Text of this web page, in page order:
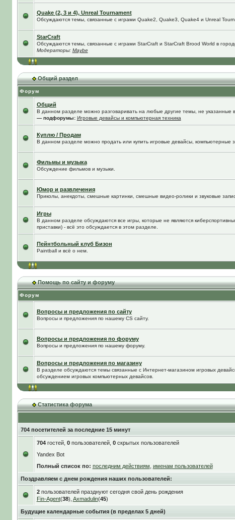
Quake (2, 3 и 4), Unreal Tournament
Обсуждаются темы, связанные с играми Quake2, Quake3, Quake4 и Unreal
StarCraft
Обсуждаются темы, связанные с играми StarCraft и StarCraft Brood World в
Модераторы: Maybe
Общий раздел
Форум
Общий
В данном разделе можно разговаривать на любые другие темы, не указанные в
— подфорумы: Игровые девайсы и компьютерная техника
Куплю / Продам
В данном разделе можно продать или купить игровые девайсы, компьютерные
Фильмы и музыка
Обсуждение фильмов и музыки.
Юмор и развлечения
Приколы, анекдоты, смешные картинки, смешные видео-ролики и звуковые
Игры
В данном разделе обсуждаются все игры, которые не являются
приставки) - всё это обсуждается в этом разделе.
Пейнтбольный клуб Бизон
Paintball и всё о нем.
Помощь по сайту и форуму
Форум
Вопросы и предложения по сайту
Вопросы и предложения по нашему CS сайту.
Вопросы и предложения по форуму
Вопросы и предложения по нашему форуму.
Вопросы и предложения по магазину
В разделе обсуждаются темы связанные с Интернет-магазином игровых
обсуждением игровых компьютерных девайсов.
Статистика форума
704 посетителей за последние 15 минут
704гостей, 0пользователей, 0скрытых пользователей
Yandex Bot
Полный список по: последним действиям именам пользователей
Поздравляем с днем рождения наших пользователей:
2пользователей празднуют сегодня свой день рождения
Fin-Agent(38), Axmadulin(45)
Будущие календарные события (в пределах 5 дней)